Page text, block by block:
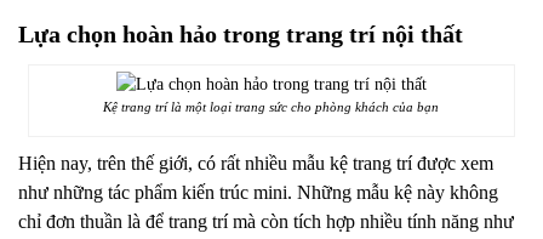
Lựa chọn hoàn hảo trong trang trí nội thất
Kệ trang trí là một loại trang sức cho phòng khách của bạn
Hiện nay, trên thế giới, có rất nhiều mẫu kệ trang trí được xem
như những tác phẩm kiến trúc mini. Những mẫu kệ này không
chỉ đơn thuần là để trang trí mà còn tích hợp nhiều tính năng như